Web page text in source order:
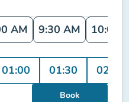
AM 9:30 AM 10:00
01:00 01:30 02:00
Book